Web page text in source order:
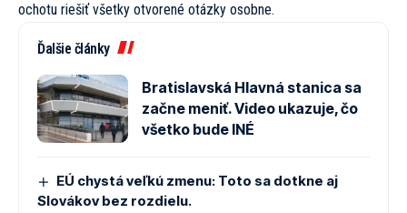
ochotu riešiť všetky otvorené otázky osobne.
Ďalšie články
Bratislavská Hlavná stanica sa
začne meniť. Video ukazuje, čo
všetko bude INÉ
EÚ chystá veľkú zmenu: Toto sa dotkne aj
Slovákov bez rozdielu.